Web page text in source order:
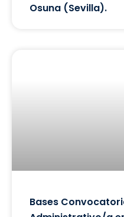
Osuna (Sevilla).
Bases